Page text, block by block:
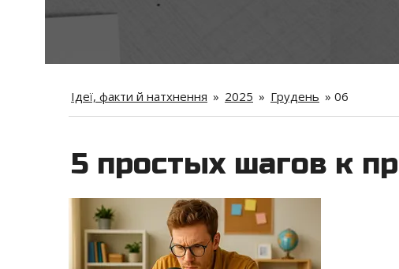
Ідеї, факти й натхнення » 2025 » Грудень » 06
5 простых шагов к